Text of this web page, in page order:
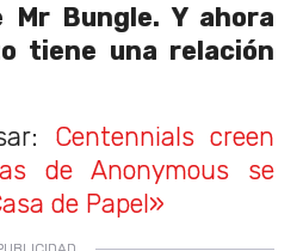
Bungle. Y ahora
tiene una relación
Centennials creen
de Anonymous se
de Papel»